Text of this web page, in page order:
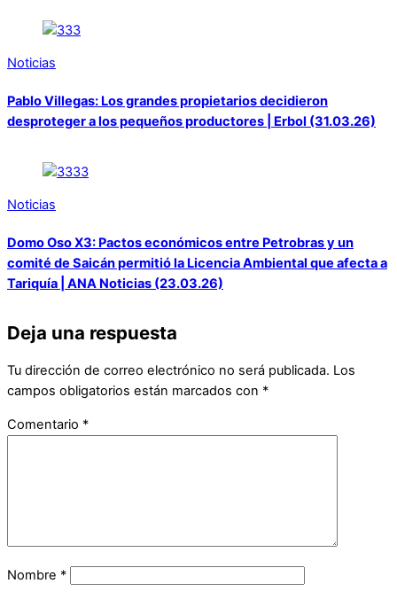
Noticias
Pablo Villegas: Los grandes propietarios decidieron
desproteger a los pequeños productores | Erbol (31.03.26)
Noticias
Domo Oso X3: Pactos económicos entre Petrobras y un
comité de Saicán permitió la Licencia Ambiental que afecta a
Tariquía | ANA Noticias (23.03.26)
Deja una respuesta
Tu dirección de correo electrónico no será publicada. Los
campos obligatorios están marcados con *
Comentario *
Nombre *